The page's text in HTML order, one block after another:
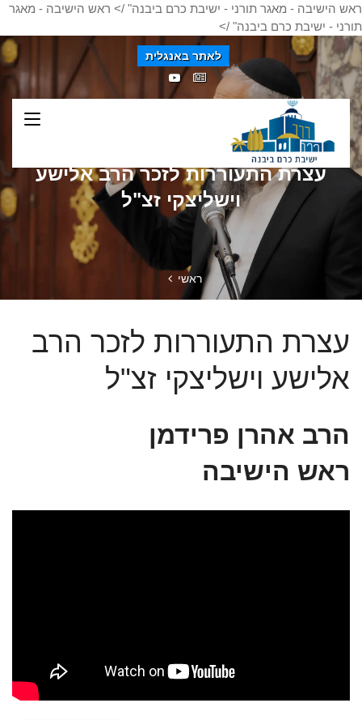
ראש הישיבה - מאגר תורני - ישיבת כרם ביבנה" /> ראש הישיבה - מאגר
תורני - ישיבת כרם ביבנה" />
לאתר באנגלית
עצרת התעוררות לזכר הרב אלישע
וישליצקי זצ"ל
ראשי
עצרת התעוררות לזכר הרב
אלישע וישליצקי זצ"ל
הרב אהרן פרידמן
ראש הישיבה